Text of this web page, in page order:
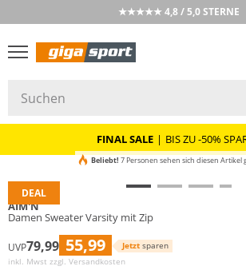
★★★★★ 4,8 / 5,0 STERNE
FINAL SALE | BIS ZU -50%
DEAL
Beliebt! 7 Personen sehen sich diesen Artikel
AIM'N
Damen Sweater Varsity mit Zip
UVP79,99 55,99 Jetzt sparen
inkl. Mwst zzgl. Versandkosten